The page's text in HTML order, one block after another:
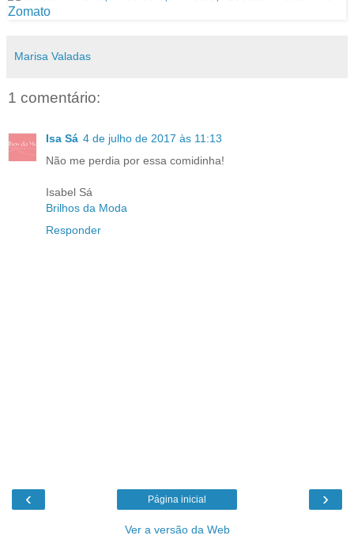
Marisa Valadas
1 comentário:
Isa Sá 4 de julho de 2017 às 11:13
Não me perdia por essa comidinha!
Isabel Sá
Brilhos da Moda
Responder
‹ ›
Página inicial
Ver a versão da Web